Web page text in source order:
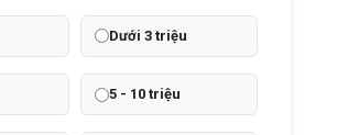
Dưới 3 triệu
5 - 10 triệu